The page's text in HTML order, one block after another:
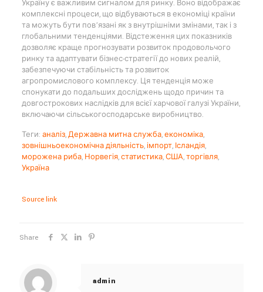
Україну є важливим сигналом для ринку. Воно відображає
комплексні процеси, що відбуваються в економіці країни
та можуть бути пов’язані як з внутрішніми змінами, так і з
глобальними тенденціями. Відстеження цих показників
дозволяє краще прогнозувати розвиток продовольчого
ринку та адаптувати бізнес-стратегії до нових реалій,
забезпечуючи стабільність та розвиток
агропромислового комплексу. Ця тенденція може
спонукати до подальших досліджень щодо причин та
довгострокових наслідків для всієї харчової галузі України,
включаючи сільськогосподарське виробництво.
Теги: аналіз,Державна митна служба,економіка,
зовнішньоекономічна діяльність, імпорт, Ісландія,
морожена риба, Норвегія,статистика,США,торгівля,
Україна
Source link
Share
admin